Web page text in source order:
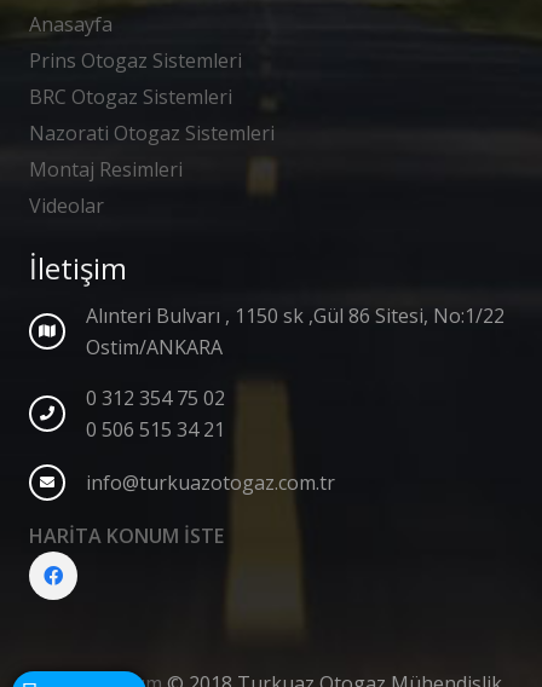
Anasayfa
Prins Otogaz Sistemleri
BRC Otogaz Sistemleri
Nazorati Otogaz Sistemleri
Montaj Resimleri
Videolar
İletişim
Alınteri Bulvarı , 1150 sk ,Gül 86 Sitesi, No:1/22
Ostim/ANKARA
0 312 354 75 02
0 506 515 34 21
info@turkuazotogaz.com.tr
HARİTA KONUM İSTE